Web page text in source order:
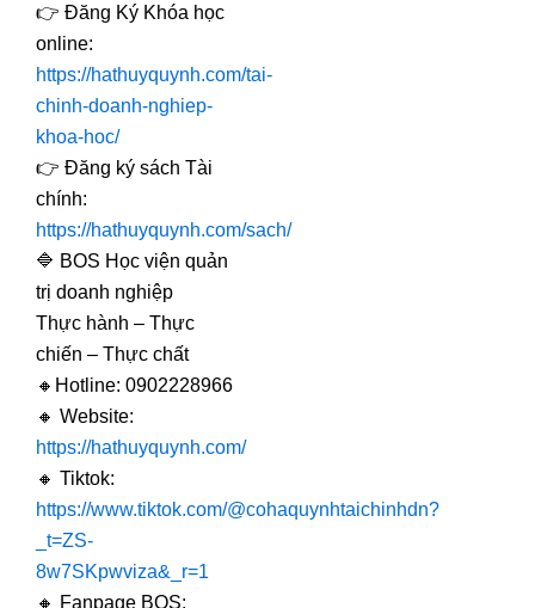
👉 Đăng Ký Khóa học
online:
https://hathuyquynh.com/tai-
chinh-doanh-nghiep-
khoa-hoc/
👉 Đăng ký sách Tài
chính:
https://hathuyquynh.com/sach/
🔷 BOS Học viện quản
trị doanh nghiệp
Thực hành – Thực
chiến – Thực chất
🔸Hotline: 0902228966
🔸 Website:
https://hathuyquynh.com/
🔸 Tiktok:
https://www.tiktok.com/@cohaquynhtaichinhdn?
_t=ZS-
8w7SKpwviza&_r=1
🔸 Fanpage BOS: